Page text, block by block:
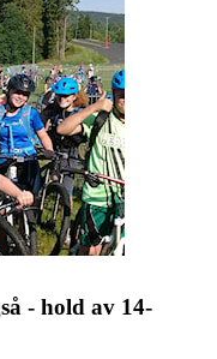
- hold av 14-